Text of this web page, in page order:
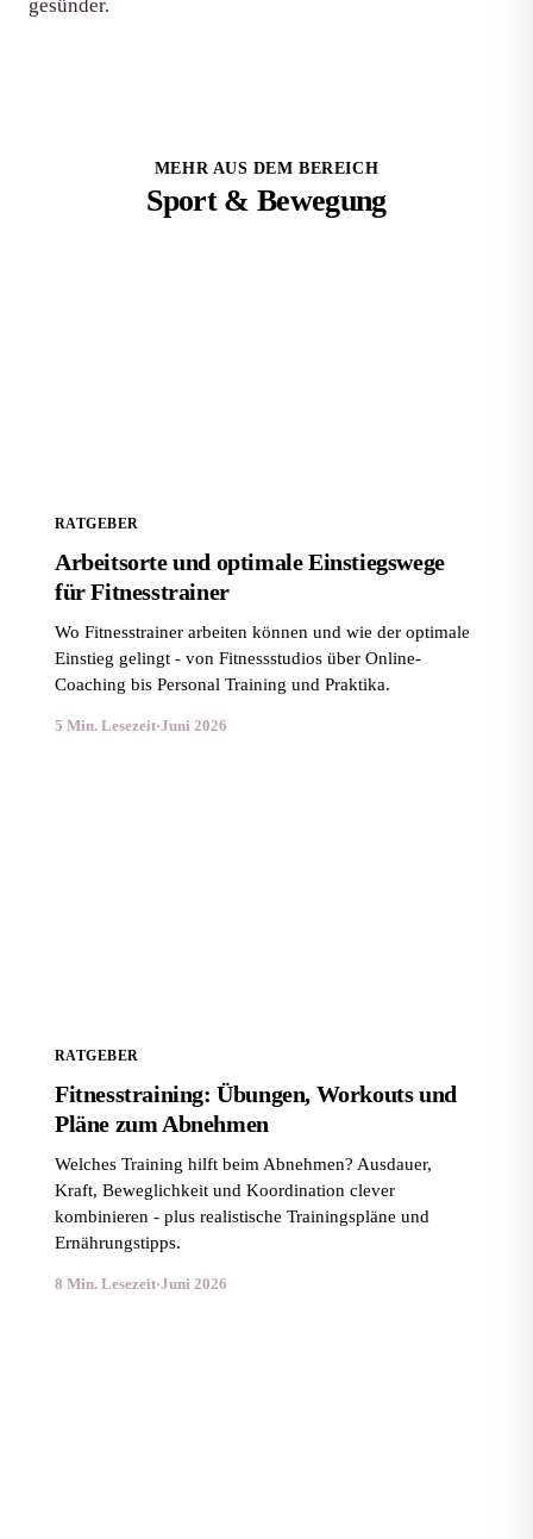
gesünder.
MEHR AUS DEM BEREICH
Sport & Bewegung
RATGEBER
Arbeitsorte und optimale Einstiegswege
für Fitnesstrainer
Wo Fitnesstrainer arbeiten können und wie der optimale
Einstieg gelingt - von Fitnessstudios über Online-
Coaching bis Personal Training und Praktika.
5 Min. Lesezeit·Juni 2026
RATGEBER
Fitnesstraining: Übungen, Workouts und
Pläne zum Abnehmen
Welches Training hilft beim Abnehmen? Ausdauer,
Kraft, Beweglichkeit und Koordination clever
kombinieren - plus realistische Trainingspläne und
Ernährungstipps.
8 Min. Lesezeit·Juni 2026